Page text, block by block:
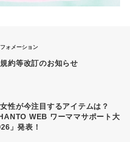
ォメーション
約等改訂のお知らせ
性が今注目するアイテムは？
WEB ワーママサポート大
」発表！